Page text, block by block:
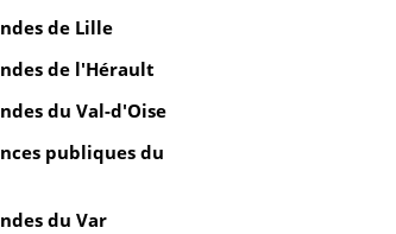
de Lille
de l'Hérault
du Val-d'Oise
publiques du
du Var